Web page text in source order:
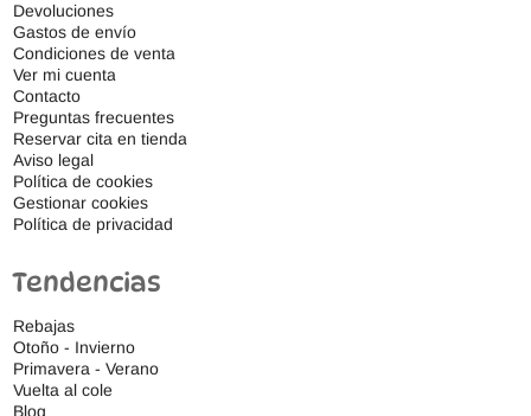
Devoluciones
Gastos de envío
Condiciones de venta
Ver mi cuenta
Contacto
Preguntas frecuentes
Reservar cita en tienda
Aviso legal
Política de cookies
Gestionar cookies
Política de privacidad
Tendencias
Rebajas
Otoño - Invierno
Primavera - Verano
Vuelta al cole
Blog